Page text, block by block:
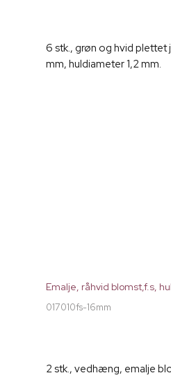
6 stk., grøn og hvid plettet
mm, huldiameter 1,2 mm.
Emalje, råhvid blomst,f.s,
017010fs-16mm
2 stk., vedhæng, emalje